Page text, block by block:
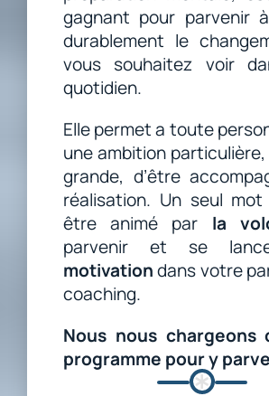
gagnant pour parvenir
durablement le
vous souhaitez voir
quotidien.
Elle permet a toute
une ambition
grande, d’être
réalisation. Un seul mot
être animé par la
parvenir et se
motivationdans votre
coaching.
Nous nous chargeons
programme pour y